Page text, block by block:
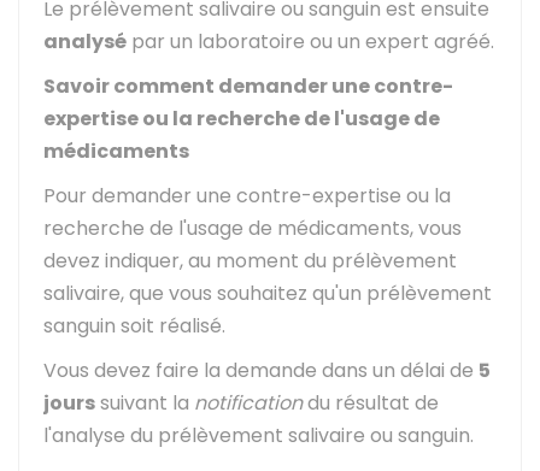
Le prélèvement salivaire ou sanguin est ensuite
analysé par un laboratoire ou un expert agréé.
Savoir comment demander une contre-
expertise ou la recherche de l'usage de
médicaments
Pour demander une contre-expertise ou la
recherche de l'usage de médicaments, vous
devez indiquer, au moment du prélèvement
salivaire, que vous souhaitez qu'un prélèvement
sanguin soit réalisé.
Vous devez faire la demande dans un délai de 5
jourssuivant la notificationdu résultat de
l'analyse du prélèvement salivaire ou sanguin.